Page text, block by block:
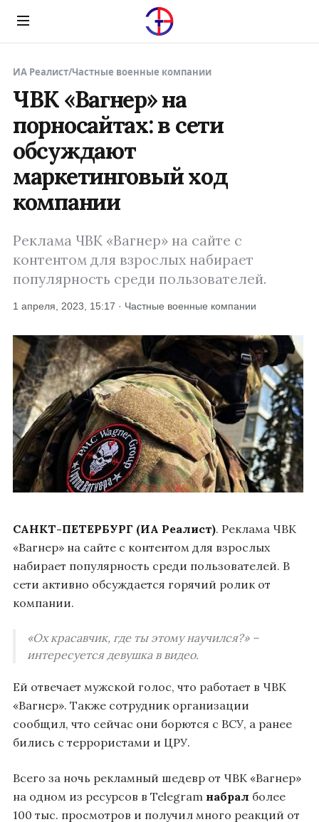
Menu
ИА Реалист/Частные военные компании
ЧВК «Вагнер» на
порносайтах: в сети
обсуждают
маркетинговый ход
компании
Реклама ЧВК «Вагнер» на сайте с
контентом для взрослых набирает
популярность среди пользователей.
1 апреля, 2023, 15:17 · Частные военные компании
САНКТ-ПЕТЕРБУРГ (ИА Реалист). Реклама ЧВК
«Вагнер» на сайте с контентом для взрослых
набирает популярность среди пользователей. В
сети активно обсуждается горячий ролик от
компании.
«Ох красавчик, где ты этому научился?» –
интересуется девушка в видео.
Ей отвечает мужской голос, что работает в ЧВК
«Вагнер». Также сотрудник организации
сообщил, что сейчас они борются с ВСУ, а ранее
бились с террористами и ЦРУ.
Всего за ночь рекламный шедевр от ЧВК «Вагнер»
на одном из ресурсов в Telegram набрал более
100 тыс. просмотров и получил много реакций от